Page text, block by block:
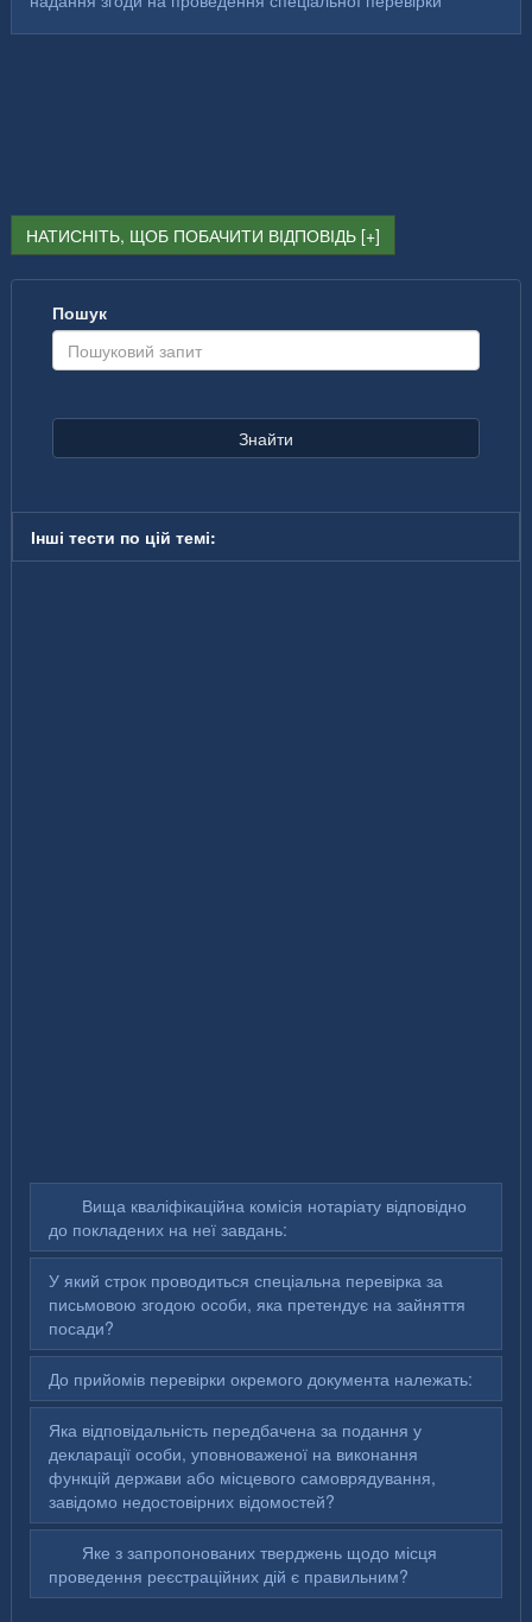
НАТИСНІТЬ, ЩОБ ПОБАЧИТИ ВІДПОВІДЬ
Пошук
Знайти
Інші тести по цій темі:
Вища кваліфікаційна комісія нотаріату відповідно
до покладених на неї завдань:
У який строк проводиться спеціальна перевірка за
письмовою згодою особи, яка претендує на зайняття
посади?
До прийомів перевірки окремого документа належать:
Яка відповідальність передбачена за подання у
декларації особи, уповноваженої на виконання
функцій держави або місцевого самоврядування,
завідомо недостовірних відомостей?
Яке з запропонованих тверджень щодо місця
проведення реєстраційних дій є правильним?